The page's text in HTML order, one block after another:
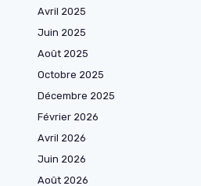
Avril 2025
Juin 2025
Août 2025
Octobre 2025
Décembre 2025
Février 2026
Avril 2026
Juin 2026
Août 2026